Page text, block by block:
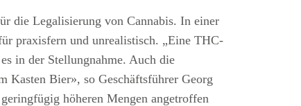
die Legalisierung von Cannabis. In einer
praxisfern und unrealistisch. „Eine THC-
in der Stellungnahme. Auch die
Kasten Bier», so Geschäftsführer Georg
höheren Mengen angetroffen